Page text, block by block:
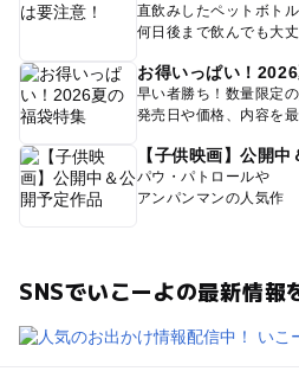
直飲みしたペットボトル
何日後まで飲んでも大丈
お得いっぱい！
早い者勝ち！数量限定
発売日や価格、内容を
【子供映画】公開
パウ・パトロールや
アンパンマンの人気作
SNSでいこーよの最新情報